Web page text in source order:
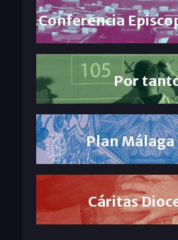
Conferencia
Por
Plan Málaga
Cáritas